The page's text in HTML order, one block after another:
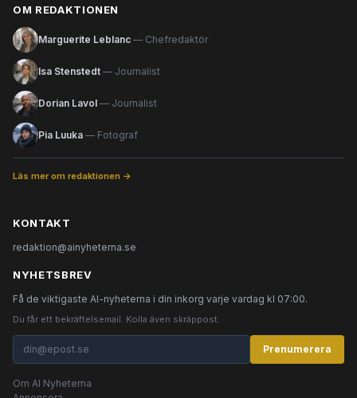
OM REDAKTIONEN
Marguerite Leblanc — Chefredaktör
Isa Stenstedt — Journalist
Dorian Lavol — Journalist
Pia Luuka — Fotograf
Läs mer om redaktionen →
KONTAKT
redaktion@ainyheterna.se
NYHETSBREV
Få de viktigaste AI-nyheterna i din inkorg varje vardag kl 07:00.
Du får ett bekräftelsemail. Kolla även skräppost.
Prenumerera
Om AI Nyheterna